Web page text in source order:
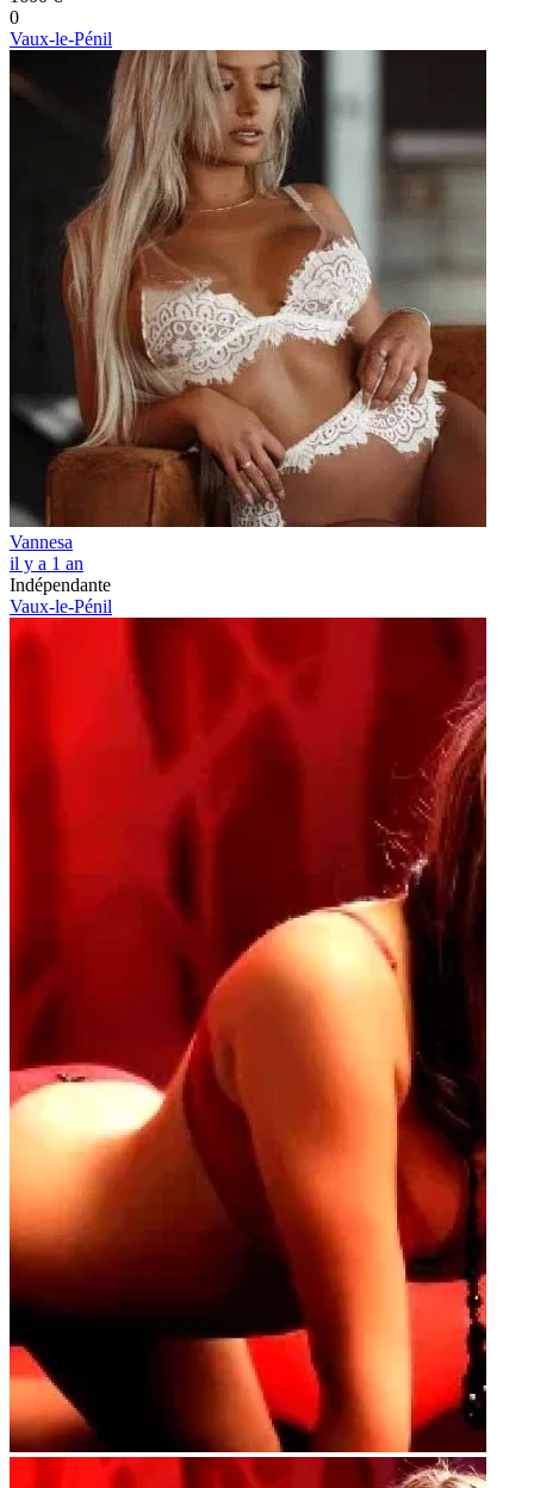
0
Vaux-le-Pénil
Vannesa
il y a 1 an
Indépendante
Vaux-le-Pénil